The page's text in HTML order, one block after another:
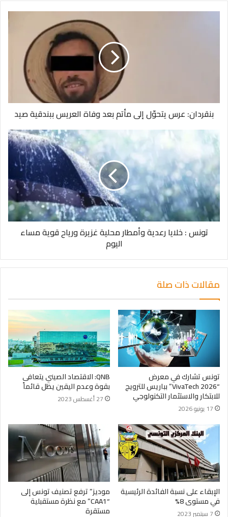
بنقردان: عرس يتحوّل إلى مأتم بعد وفاة العريس ببندقية صيد
تونس : خلايا رعدية وأمطار محلية غزيرة ورياح قوية مساء
اليوم
مقالات ذات صلة
تونس تشارك في معرض
“VivaTech 2026” بباريس للترويج
للابتكار والاستثمار التكنولوجي
17 يونيو 2026
QNB: الاقتصاد الصيني يتعافى
بقوة وعدم اليقين يظل قائماً
27 أغسطس 2023
الإبقاء على نسبة الفائدة الرئيسية
في مستوى 8%
7 سبتمبر 2023
موديز” ترفع تصنيف تونس إلى
“CAA1” مع نظرة مستقبلية
مستقرة